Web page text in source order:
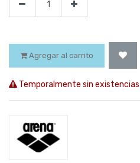
Agregar al carrito
Temporalmente sin existencias